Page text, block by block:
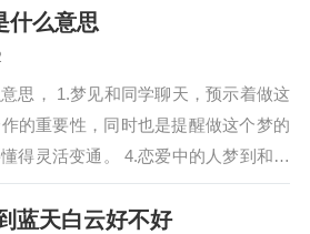
带给他苦恼而不是快乐。梦见房子地面
陷好象上是个坟，表示邪恶的评价将使
戚们对你非常愤慨。梦见…
什么意思
预示着做这
的重要性，同时也是提醒做这个梦的
4.恋爱中的人梦到和同
蓝天白云好不好